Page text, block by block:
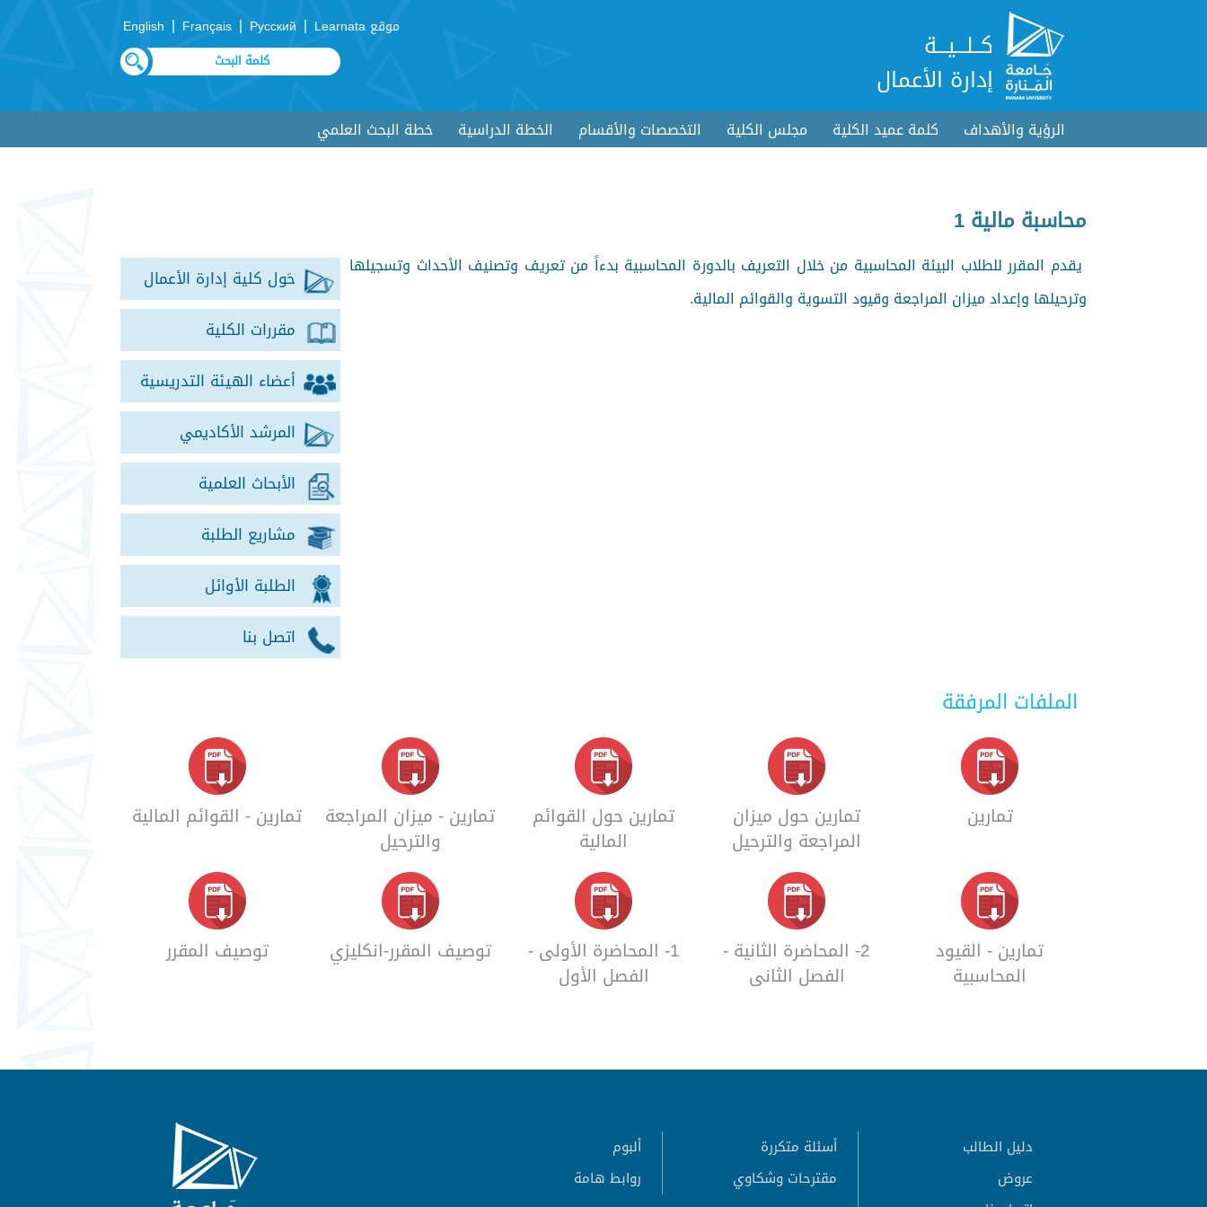
كــلـــيـــة
إدارة الأعمال
موقع Learnata |
Русский
|
Français
|
English
الرؤية والأهداف كلمة عميد الكلية مجلس الكلية التخصصات والأقسام الخطة الدراسية خطة البحث العلمي
محاسبة مالية 1
حَول كلية إدارة الأعمال
مقررات الكلية
أعضاء الهيئة التدريسية
المرشد الأكاديمي
الأبحاث العلمية
مشاريع الطلبة
الطلبة الأوائل
اتصل بنا
يقدم المقرر للطلاب البيئة المحاسبية من خلال التعريف بالدورة المحاسبية بدءاً من تعريف وتصنيف الأحداث وتسجيلها
وترحيلها وإعداد ميزان المراجعة وقيود التسوية والقوائم المالية.
الملفات المرفقة
تمارين تمارين حول ميزان
المراجعة والترحيل
تمارين حول القوائم
المالية
تمارين - ميزان المراجعة
والترحيل
تمارين - القوائم المالية
تمارين - القيود
المحاسبية
2- المحاضرة الثانية -
الفصل الثاني
1- المحاضرة الأولى -
الفصل الأول
توصيف المقرر-انكليزي توصيف المقرر
دليل الطالب أسئلة متكررة
ألبوم
عروض
مقترحات وشكاوي
روابط هامة